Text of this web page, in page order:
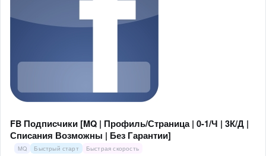
FB Подписчики [MQ | Профиль/Страница | 0-1/Ч | 3К/Д |
Списания Возможны | Без Гарантии]
MQ Быстрый старт
Быстрая скорость